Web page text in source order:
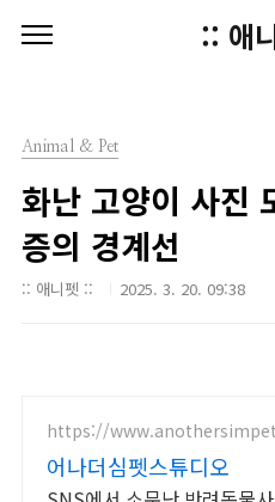
:: 애
Animal & Pet
화난 고양이 사진
증의 경계선
:: 애니펫 :: 2025. 3. 20. 09:38
https://
어나더심펫스튜디오